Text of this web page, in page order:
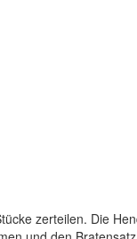
zerteilen. Die